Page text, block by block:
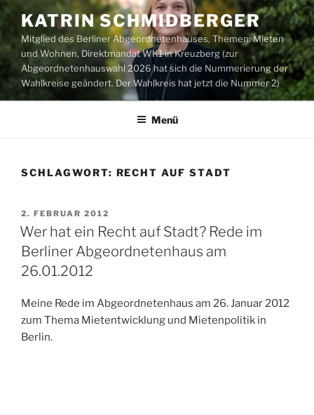
Zum
Inhalt
springen
KATRIN SCHMIDBERGER
Mitglied des Berliner Abgeordnetenhauses, Themen: Mieten
und Wohnen, Direktmandat WK1 in Kreuzberg (zur
Abgeordnetenhauswahl 2026 hat sich die Nummerierung der
Wahlkreise geändert. Der Wahlkreis hat jetzt die Nummer 2)
Menü
SCHLAGWORT: RECHT AUF STADT
VERÖFFENTLICHT
AM
2. FEBRUAR 2012
Wer hat ein Recht auf Stadt? Rede im
Berliner Abgeordnetenhaus am
26.01.2012
Meine Rede im Abgeordnetenhaus am 26. Januar 2012
zum Thema Mietentwicklung und Mietenpolitik in
Berlin.